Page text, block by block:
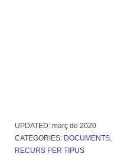
UPDATED: març de 2020
CATEGORIES: DOCUMENTS,
RECURS PER TIPUS